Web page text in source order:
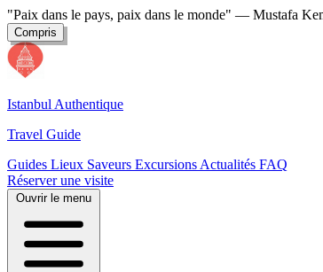
"Paix dans le pays, paix dans le monde" — Mustafa
Compris
Istanbul Authentique
Travel Guide
Guides Lieux Saveurs Excursions Actualités FAQ
Réserver une visite
Ouvrir le menu